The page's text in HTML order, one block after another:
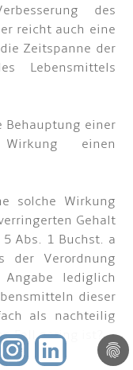
des
reicht auch eine
Zeitspanne der
Lebensmittels
einer
Wirkung einen
solche Wirkung
Gehalt
Abs. 1 Buchst. a
der Verordnung
lediglich
dieser
als nachteilig
Fall gering ist?